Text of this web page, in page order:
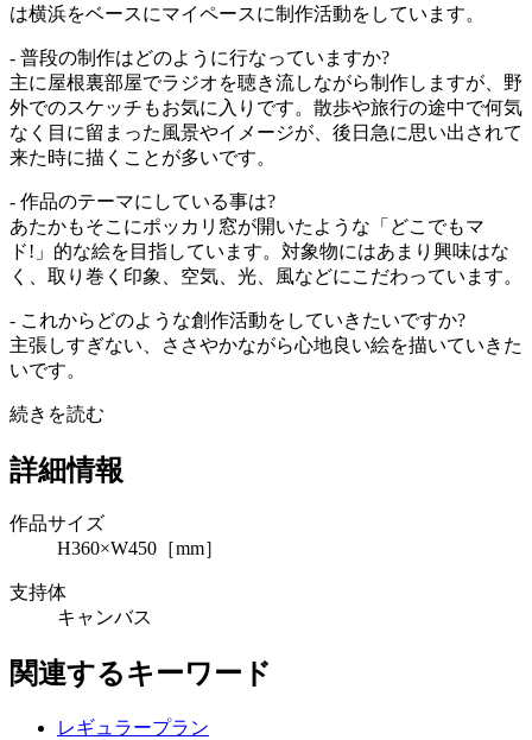
は横浜をベースにマイペースに制作活動をしています。
- 普段の制作はどのように行なっていますか?
主に屋根裏部屋でラジオを聴き流しながら制作しますが、野
外でのスケッチもお気に入りです。散歩や旅行の途中で何気
なく目に留まった風景やイメージが、後日急に思い出されて
来た時に描くことが多いです。
- 作品のテーマにしている事は?
あたかもそこにポッカリ窓が開いたような「どこでもマ
ド!」的な絵を目指しています。対象物にはあまり興味はな
く、取り巻く印象、空気、光、風などにこだわっています。
- これからどのような創作活動をしていきたいですか?
主張しすぎない、ささやかながら心地良い絵を描いていきた
いです。
続きを読む
詳細情報
作品サイズ
H360×W450［mm］
支持体
キャンバス
関連するキーワード
レギュラープラン